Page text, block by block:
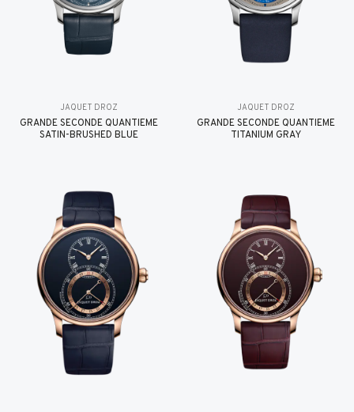
JAQUET DROZ
GRANDE SECONDE QUANTIÈME
SATIN-BRUSHED BLUE
JAQUET DROZ
GRANDE SECONDE QUANTIÈME
TITANIUM GRAY